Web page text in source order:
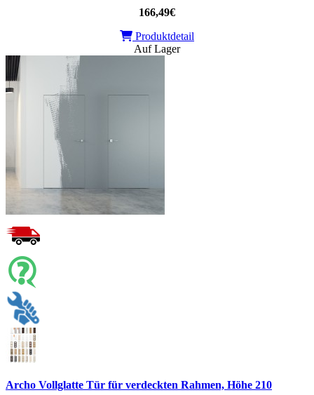
166,49€
Produktdetail
Auf Lager
Archo Vollglatte Tür für verdeckten Rahmen, Höhe 210